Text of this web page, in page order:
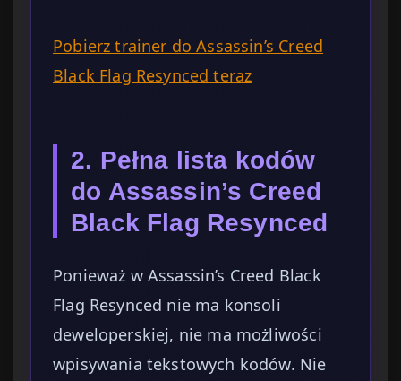
Pobierz trainer do Assassin’s Creed
Black Flag Resynced teraz
2. Pełna lista kodów
do Assassin’s Creed
Black Flag Resynced
Ponieważ w Assassin’s Creed Black
Flag Resynced nie ma konsoli
deweloperskiej, nie ma możliwości
wpisywania tekstowych kodów. Nie